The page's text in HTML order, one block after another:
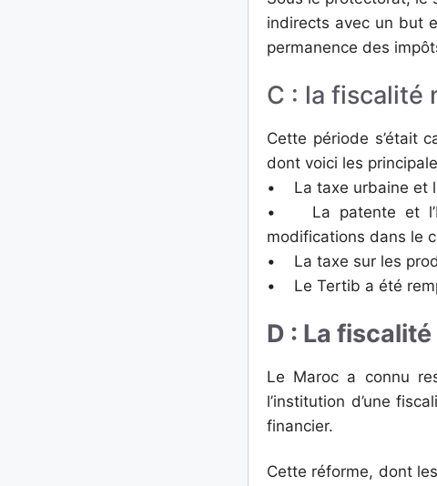
indirects avec un but
permanence des
C : la fiscalité
Cette période s’était
dont voici les
• La taxe urbaine et
• La patente et
modifications dans le
• La taxe sur les
• Le Tertib a été
D : La
Le Maroc a connu
l’institution d’une
financier.
Cette réforme, dont